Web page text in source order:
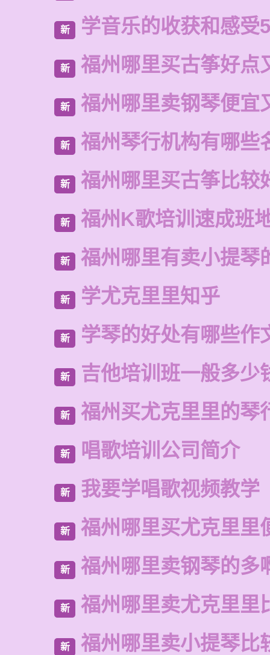
新 学音乐的收获和感受
新 福州哪里买古筝好点
新 福州哪里卖钢琴便宜
新 福州琴行机构有哪些
新 福州哪里买古筝比较
新 福州K歌培训速成班
新 福州哪里有卖小提琴
新 学尤克里里知乎
新 学琴的好处有哪些作
新 吉他培训班一般多少
新 福州买尤克里里的琴
新 唱歌培训公司简介
新 我要学唱歌视频教学
新 福州哪里买尤克里里
新 福州哪里卖钢琴的多
新 福州哪里卖尤克里里
新 福州哪里卖小提琴比